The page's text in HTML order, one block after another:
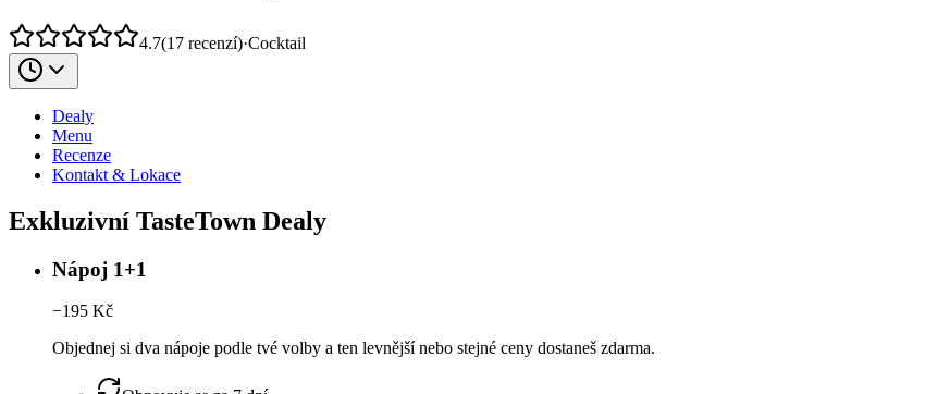
4.7(17 recenzí)·Cocktail
Dealy
Menu
Recenze
Kontakt & Lokace
Exkluzivní TasteTown Dealy
Nápoj 1+1
−195 Kč
Objednej si dva nápoje podle tvé volby a ten levnější nebo stejné ceny dostaneš zdarma.